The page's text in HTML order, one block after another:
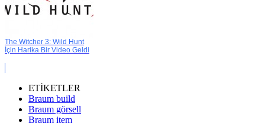
The Witcher 3: Wild Hunt
İçin Harika Bir Video Geldi
ETİKETLER
Braum build
Braum görsell
Braum item